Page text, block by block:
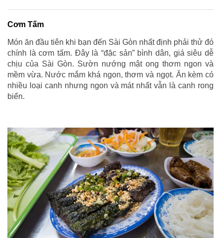
Cơm Tấm
Món ăn đầu tiên khi bạn đến Sài Gòn nhất định phải thử đó
chính là cơm tấm. Đây là “đặc sản” bình dân, giá siêu dễ
chịu của Sài Gòn. Sườn nướng mật ong thơm ngon và
mềm vừa. Nước mắm khá ngon, thơm và ngọt. Ăn kèm có
nhiều loại canh nhưng ngon và mát nhất vẫn là canh rong
biển.